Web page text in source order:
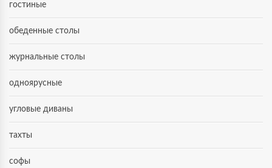
гостиные
обеденные столы
журнальные столы
одноярусные
угловые диваны
тахты
софы